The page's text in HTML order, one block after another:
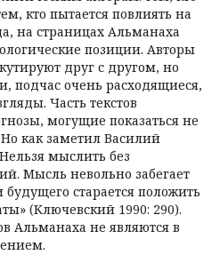
кто пытается повлиять на
на страницах Альманаха
позиции. Авторы
друг с другом, но
подчас очень расходящиеся,
Часть текстов
могущие показаться не
как заметил Василий
мыслить без
Мысль невольно забегает
старается положить
(Ключевский 1990: 290).
Альманаха не являются в